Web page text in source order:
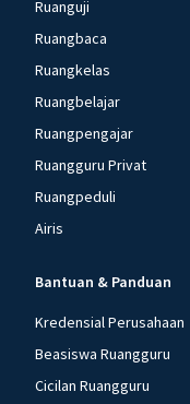
Ruanguji
Ruangbaca
Ruangkelas
Ruangbelajar
Ruangpengajar
Ruangguru Privat
Ruangpeduli
Airis
Bantuan & Panduan
Kredensial Perusahaan
Beasiswa Ruangguru
Cicilan Ruangguru